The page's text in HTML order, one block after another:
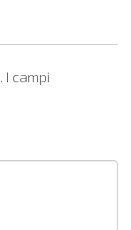
I campi